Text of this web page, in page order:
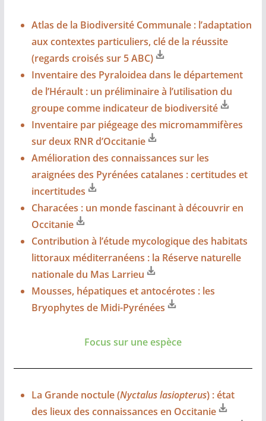
Atlas de la Biodiversité Communale : l’adaptation
aux contextes particuliers, clé de la réussite
(regards croisés sur 5 ABC)
Inventaire des Pyraloidea dans le département
de l’Hérault : un préliminaire à l’utilisation du
groupe comme indicateur de biodiversité
Inventaire par piégeage des micromammifères
sur deux RNR d’Occitanie
Amélioration des connaissances sur les
araignées des Pyrénées catalanes : certitudes et
incertitudes
Characées : un monde fascinant à découvrir en
Occitanie
Contribution à l’étude mycologique des habitats
littoraux méditerranéens : la Réserve naturelle
nationale du Mas Larrieu
Mousses, hépatiques et antocérotes : les
Bryophytes de Midi-Pyrénées
Focus sur une espèce
La Grande noctule (Nyctalus lasiopterus) : état
des lieux des connaissances en Occitanie